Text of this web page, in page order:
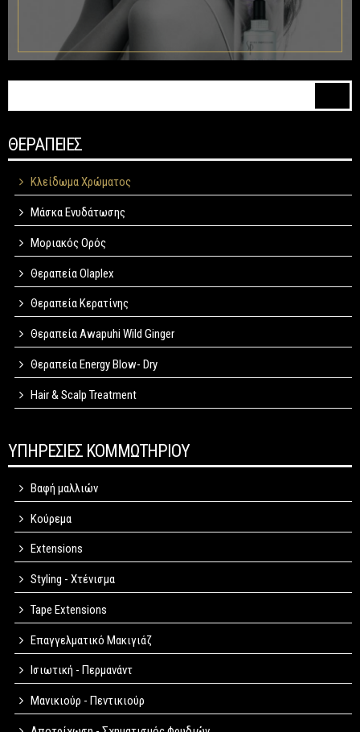
ΘΕΡΑΠΕΙΕΣ
Κλείδωμα Χρώματος
Μάσκα Ενυδάτωσης
Μοριακός Ορός
Θεραπεία Olaplex
Θεραπεία Κερατίνης
Θεραπεία Awapuhi Wild Ginger
Θεραπεία Energy Blow- Dry
Hair & Scalp Treatment
ΥΠΗΡΕΣΙΕΣ ΚΟΜΜΩΤΗΡΙΟΥ
Βαφή μαλλιών
Κούρεμα
Extensions
Styling - Χτένισμα
Tape Extensions
Επαγγελματικό Μακιγιάζ
Ισιωτική - Περμανάντ
Μανικιούρ - Πεντικιούρ